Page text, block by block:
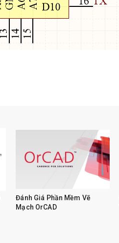
Đánh Giá Phần Mềm Vẽ
Mạch OrCAD